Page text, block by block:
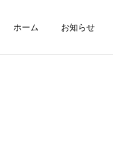
ホーム お知らせ